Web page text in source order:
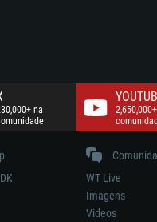
na
WT Live
Imagens
Videos